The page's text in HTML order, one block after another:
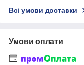
Всі умови доставки
Умови оплати